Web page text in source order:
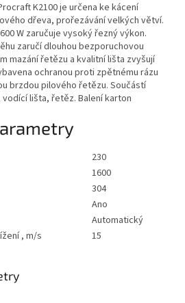
K2100 je určena ke kácení
dřeva, prořezávání velkých větví.
W zaručuje vysoký řezný výkon.
zaručí dlouhou bezporuchovou
mazání řetězu a kvalitní lišta zvyšují
ochranou proti zpětnému rázu
brzdou pilového řetězu. Součástí
lišta, řetěz. Balení karton
230
1600
304
Ano
Automatický
, m/s
15